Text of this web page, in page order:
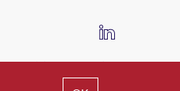
DATENSCHUTZ AGB